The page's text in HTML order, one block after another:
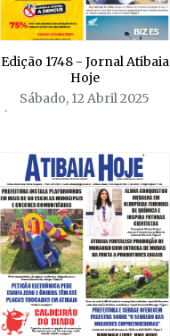
Edição 1748 - Jornal Atibaia
Hoje
Sábado, 12 Abril 2025